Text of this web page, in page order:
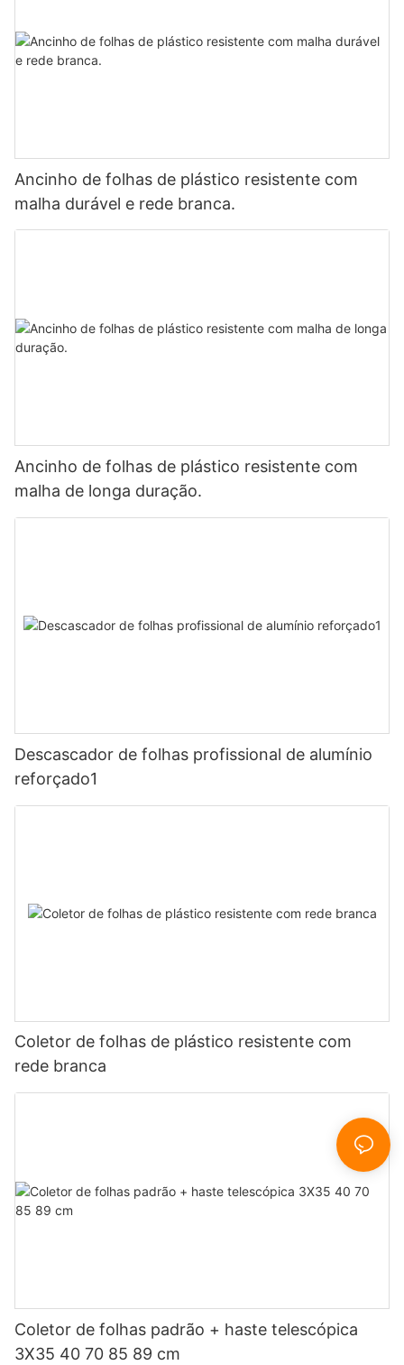
Ancinho de folhas de plástico resistente com
malha durável e rede branca.
Ancinho de folhas de plástico resistente com
malha de longa duração.
Descascador de folhas profissional de alumínio
reforçado1
Coletor de folhas de plástico resistente com
rede branca
Coletor de folhas padrão + haste telescópica
3X35 40 70 85 89 cm